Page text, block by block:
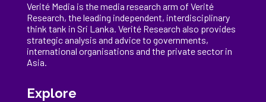
Verité Media is the media research arm of Verité
Research, theleading independent, interdisciplinary
think tank in Sri Lanka. Verité Research also provides
strategic analysis and advice to governments,
international organisations and the private sector in
Asia.
Explore